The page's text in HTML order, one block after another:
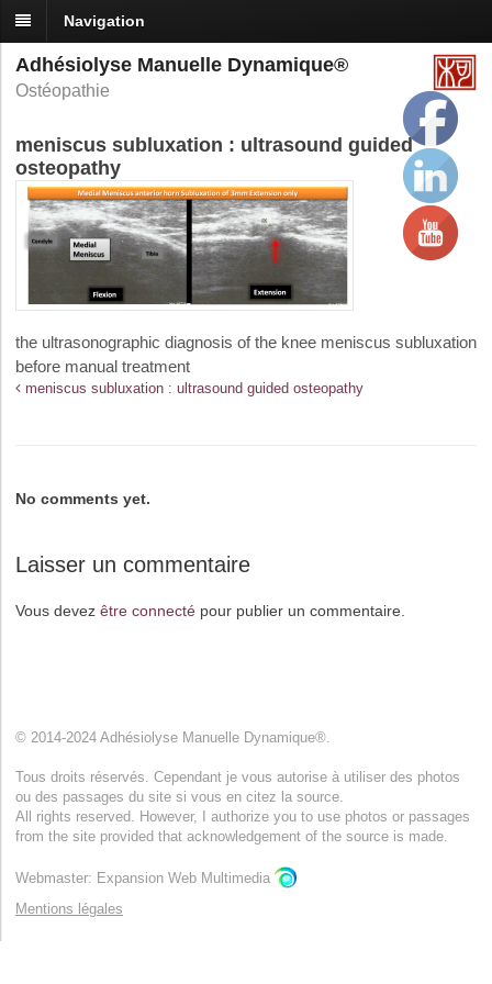
Navigation
Adhésiolyse Manuelle Dynamique®
Ostéopathie
meniscus subluxation : ultrasound guided
osteopathy
the ultrasonographic diagnosis of the knee meniscus subluxation
before manual treatment
meniscus subluxation : ultrasound guided osteopathy
No comments yet.
Laisser un commentaire
Vous devez être connecté pour publier un commentaire.
© 2014-2024 Adhésiolyse Manuelle Dynamique®.
Tous droits réservés. Cependant je vous autorise à utiliser des photos
ou des passages du site si vous en citez la source.
All rights reserved. However, I authorize you to use photos or passages
from the site provided that acknowledgement of the source is made.
Webmaster: Expansion Web Multimedia
Mentions légales